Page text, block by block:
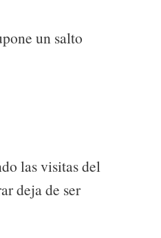
un salto
las visitas del
deja de ser